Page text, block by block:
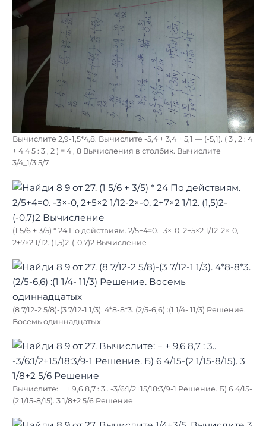
Вычислите 2,9-1,5*4,8. Вычислите -5,4 + 3,4 + 5,1 — (-5,1). ( 3 , 2 : 4
+ 4 4 5 : 3 , 2 ) = 4 , 8 Вычисления в столбик. Вычислите
3/4_1/3:5/7
(1 5/6 + 3/5) * 24 По действиям. 2/5+4=0. -3×-0, 2+5×2 1/12-2×-0,
2+7×2 1/12. (1,5)2-(-0,7)2 Вычисление
(8 7/12-2 5/8)-(3 7/12-1 1/3). 4*8-8*3. (2/5-6,6) :(1 1/4- 11/3) Решение.
Восемь одиннадцатых
Вычислите: − + 9,6 8,7 : 3.. -3/6:1/2+15/18:3/9-1 Решение. Б) 6 4/15-
(2 1/15-8/15). 3 1/8+2 5/6 Решение